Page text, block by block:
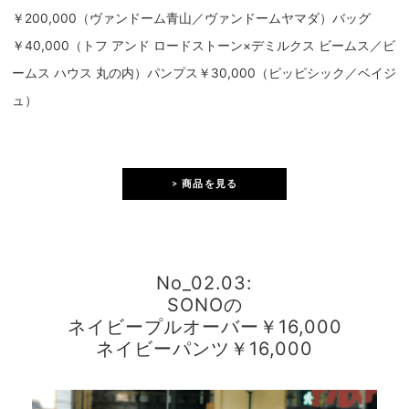
￥200,000（ヴァンドーム青山／ヴァンドームヤマダ）バッグ
￥40,000（トフ アンド ロードストーン×デミルクス ビームス／ビ
ームス ハウス 丸の内）パンプス￥30,000（ピッピシック／ベイジ
ュ）
> 商品を見る
No_02.03:
SONOの
ネイビープルオーバー￥16,000
ネイビーパンツ￥16,000